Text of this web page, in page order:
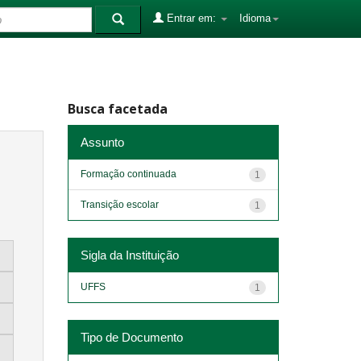
Idioma
Entrar em:
Busca facetada
Assunto
1
Formação continuada
1
Transição escolar
Sigla da Instituição
1
UFFS
Tipo de Documento